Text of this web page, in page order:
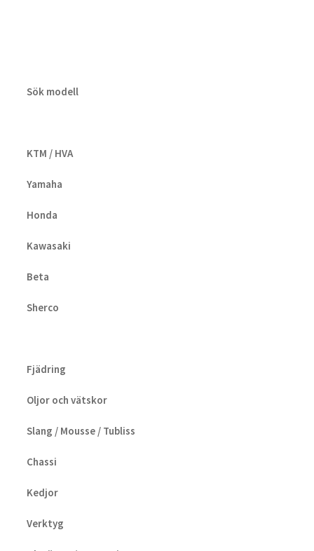
Sök modell
KTM / HVA
Yamaha
Honda
Kawasaki
Beta
Sherco
Fjädring
Oljor och vätskor
Slang / Mousse / Tubliss
Chassi
Kedjor
Verktyg